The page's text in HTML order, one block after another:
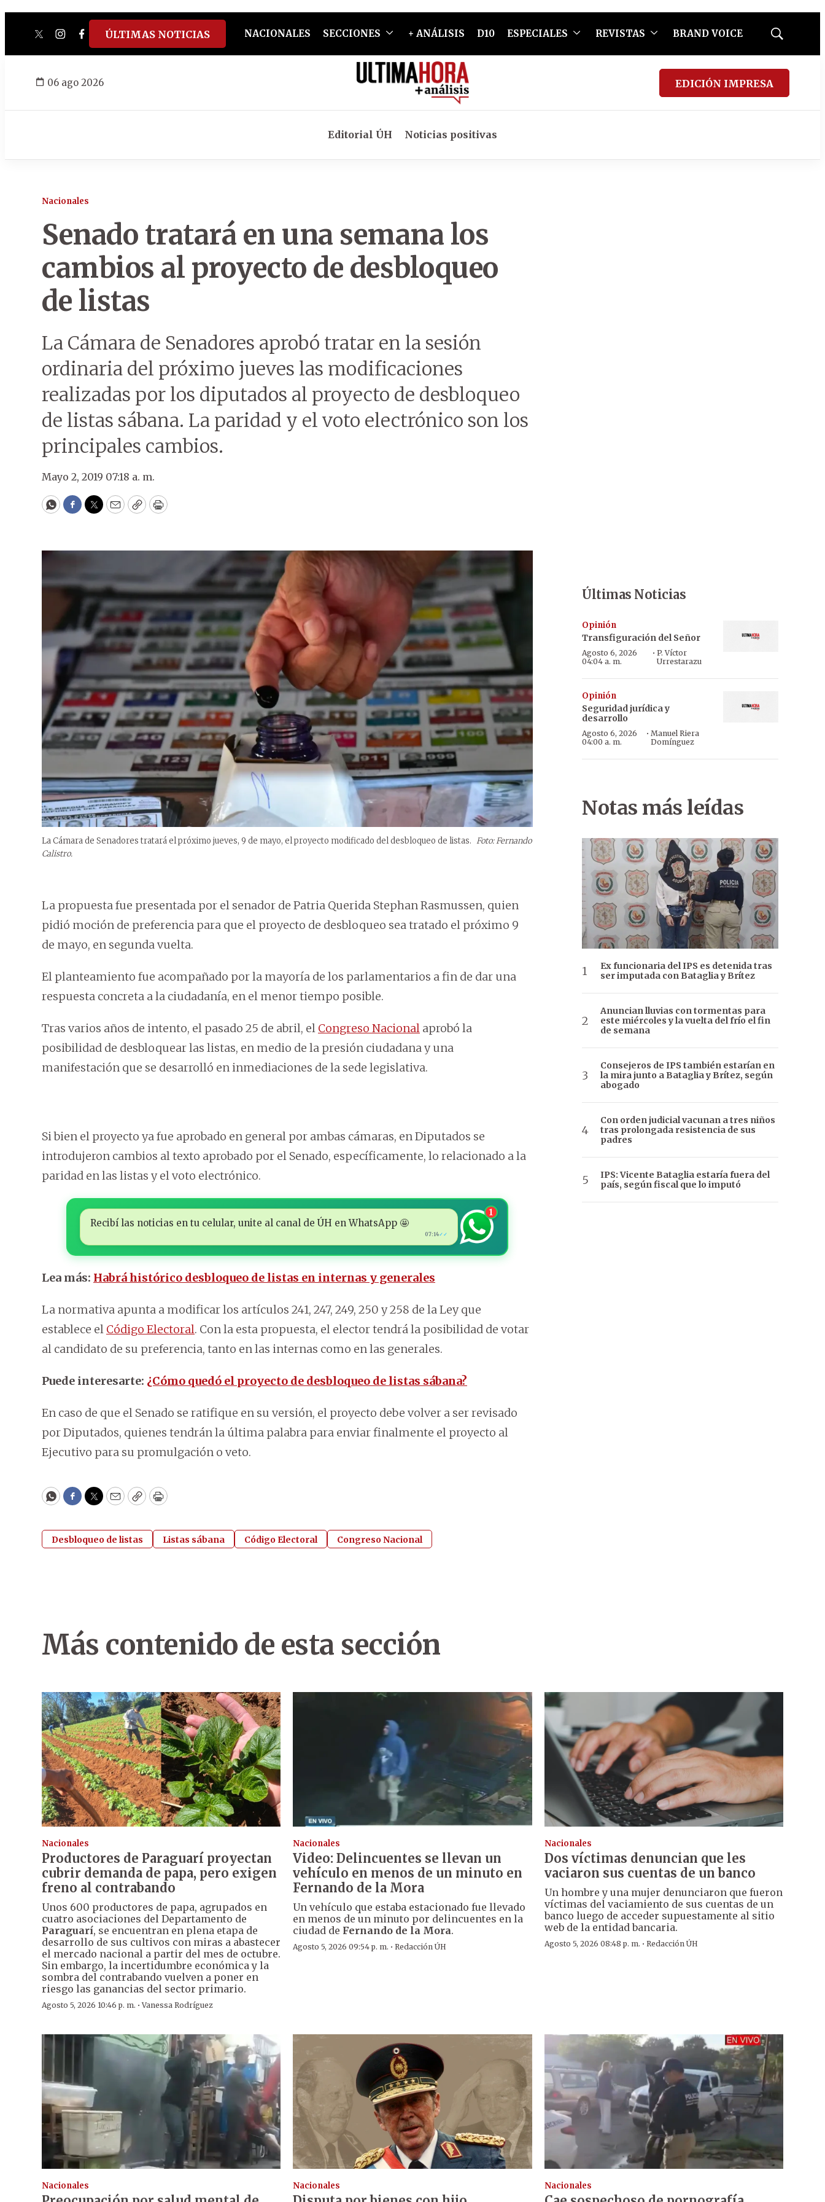
twitterinstagram
facebook
tiktokyoutube
spotify
ÚLTIMAS NOTICIAS NACIONALES SECCIONES + ANÁLISIS D10 ESPECIALES REVISTAS BRAND VOICE
Mostrar
06 ago 2026 EDICIÓN IMPRESA
Editorial ÚH Noticias positivas
Nacionales
Senado tratará en una semana los
cambios al proyecto de desbloqueo
de listas
La Cámara de Senadores aprobó tratar en la sesión
ordinaria del próximo jueves las modificaciones
realizadas por los diputados al proyecto de desbloqueo
de listas sábana. La paridad y el voto electrónico son los
principales cambios.
Mayo 2, 2019 07:18 a. m.
WhatsApp
Facebook
Twitter
EmailCopyPrint
La Cámara de Senadores tratará el próximo jueves, 9 de mayo, el proyecto modificado del desbloqueo de listas. Foto: Fernando
Calistro.
La propuesta fue presentada por el senador de Patria Querida Stephan Rasmussen, quien
pidió moción de preferencia para que el proyecto de desbloqueo sea tratado el próximo 9
de mayo, en segunda vuelta.
El planteamiento fue acompañado por la mayoría de los parlamentarios a fin de dar una
respuesta concreta a la ciudadanía, en el menor tiempo posible.
Tras varios años de intento, el pasado 25 de abril, el Congreso Nacional aprobó la
posibilidad de desbloquear las listas, en medio de la presión ciudadana y una
manifestación que se desarrolló en inmediaciones de la sede legislativa.
Si bien el proyecto ya fue aprobado en general por ambas cámaras, en Diputados se
introdujeron cambios al texto aprobado por el Senado, específicamente, lo relacionado a la
paridad en las listas y el voto electrónico.
Recibí las noticias en tu celular, unite al canal de ÚH en WhatsApp 🤩
07:14✓✓
1
Lea más: Habrá histórico desbloqueo de listas en internas y generales
La normativa apunta a modificar los artículos 241, 247, 249, 250 y 258 de la Ley que
establece el Código Electoral. Con la esta propuesta, el elector tendrá la posibilidad de votar
al candidato de su preferencia, tanto en las internas como en las generales.
Puede interesarte: ¿Cómo quedó el proyecto de desbloqueo de listas sábana?
En caso de que el Senado se ratifique en su versión, el proyecto debe volver a ser revisado
por Diputados, quienes tendrán la última palabra para enviar finalmente el proyecto al
Ejecutivo para su promulgación o veto.
WhatsApp
Facebook
Twitter
EmailCopyPrint
Desbloqueo de listas Listas sábana Código Electoral Congreso Nacional
Últimas Noticias
Opinión
Transfiguración del Señor
Agosto 6, 2026
04:04 a. m.
· P. Víctor
Urrestarazu
Opinión
Seguridad jurídica y
desarrollo
Agosto 6, 2026
04:00 a. m.
· Manuel Riera
Domínguez
Notas más leídas
Ex funcionaria del IPS es detenida tras
ser imputada con Bataglia y Brítez
Anuncian lluvias con tormentas para
este miércoles y la vuelta del frío el fin
de semana
Consejeros de IPS también estarían en
la mira junto a Bataglia y Brítez, según
abogado
Con orden judicial vacunan a tres niños
tras prolongada resistencia de sus
padres
IPS: Vicente Bataglia estaría fuera del
país, según fiscal que lo imputó
Más contenido de esta sección
Nacionales
Productores de Paraguarí proyectan
cubrir demanda de papa, pero exigen
freno al contrabando
Unos 600 productores de papa, agrupados en
cuatro asociaciones del Departamento de
Paraguarí, se encuentran en plena etapa de
desarrollo de sus cultivos con miras a abastecer
el mercado nacional a partir del mes de octubre.
Sin embargo, la incertidumbre económica y la
sombra del contrabando vuelven a poner en
riesgo las ganancias del sector primario.
Agosto 5, 2026 10:46 p. m. ·Vanessa Rodríguez
Nacionales
Video: Delincuentes se llevan un
vehículo en menos de un minuto en
Fernando de la Mora
Un vehículo que estaba estacionado fue llevado
en menos de un minuto por delincuentes en la
ciudad de Fernando de la Mora.
Agosto 5, 2026 09:54 p. m. ·Redacción ÚH
Nacionales
Dos víctimas denuncian que les
vaciaron sus cuentas de un banco
Un hombre y una mujer denunciaron que fueron
víctimas del vaciamiento de sus cuentas de un
banco luego de acceder supuestamente al sitio
web de la entidad bancaria.
Agosto 5, 2026 08:48 p. m. · Redacción ÚH
Nacionales Nacionales Nacionales